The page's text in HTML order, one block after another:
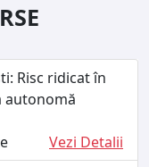
Risc ridicat în
autonomă
Vezi Detalii